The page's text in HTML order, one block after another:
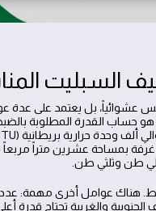
السبليت
عشوائياً، بل يعتمد على عدة
حساب القدرة المطلوبة
بمساحة عشرين متراً مربعاً
هناك عوامل أخرى مهمة: عدد
الجنوبية والغربية تحتاج قدرة